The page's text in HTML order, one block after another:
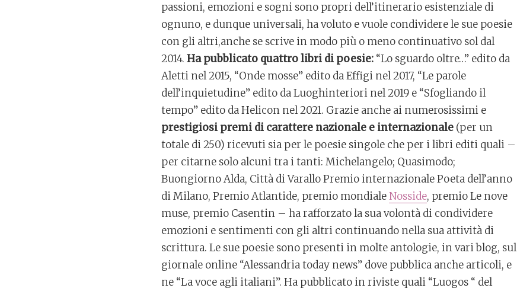
passioni, emozioni e sogni sono propri dell’itinerario esistenziale di
ognuno, e dunque universali, ha voluto e vuole condividere le sue poesie
con gli altri,anche se scrive in modo più o meno continuativo sol dal
2014. Ha pubblicato quattro libri di poesie: “Lo sguardo oltre…” edito da
Aletti nel 2015, “Onde mosse” edito da Effigi nel 2017, “Le parole
dell’inquietudine” edito da Luoghinteriori nel 2019 e “Sfogliando il
tempo” edito da Helicon nel 2021. Grazie anche ai numerosissimi e
prestigiosi premi di carattere nazionale e internazionale (per un
totale di 250) ricevuti sia per le poesie singole che per i libri editi quali –
per citarne solo alcuni tra i tanti: Michelangelo; Quasimodo;
Buongiorno Alda, Città di Varallo Premio internazionale Poeta dell’anno
di Milano, Premio Atlantide, premio mondialeNosside, premio Le nove
muse, premio Casentin – ha rafforzato la sua volontà di condividere
emozioni e sentimenti con gli altri continuando nella sua attività di
scrittura. Le sue poesie sono presenti in molte antologie, in vari blog, sul
giornale online “Alessandria today news” dove pubblica anche articoli, e
ne “La voce agli italiani”. Ha pubblicato in riviste quali “Luogos “ del